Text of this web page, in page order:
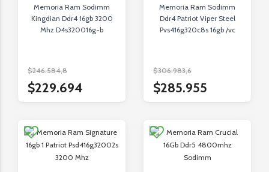
Memoria Ram Sodimm
Kingdian Ddr4 16gb 3200
Mhz D4s320016g-b
$246.584,8
$229.694
Memoria Ram Sodimm
Ddr4 Patriot Viper Steel
Pvs416g320c8s 16gb /vc
$306.983,6
$285.955